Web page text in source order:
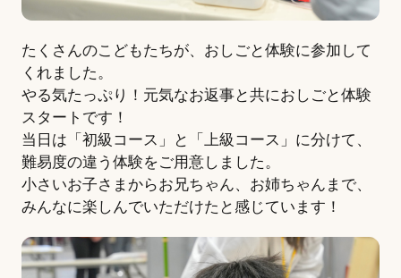
たくさんのこどもたちが、おしごと体験に参加して
くれました。
やる気たっぷり！元気なお返事と共におしごと体験
スタートです！
当日は「初級コース」と「上級コース」に分けて、
難易度の違う体験をご用意しました。
小さいお子さまからお兄ちゃん、お姉ちゃんまで、
みんなに楽しんでいただけたと感じています！